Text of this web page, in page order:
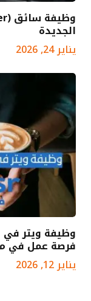
الجديدة
يناير 24, 2026
وظيفة ويتر
فرصة عمل في
يناير 12, 2026